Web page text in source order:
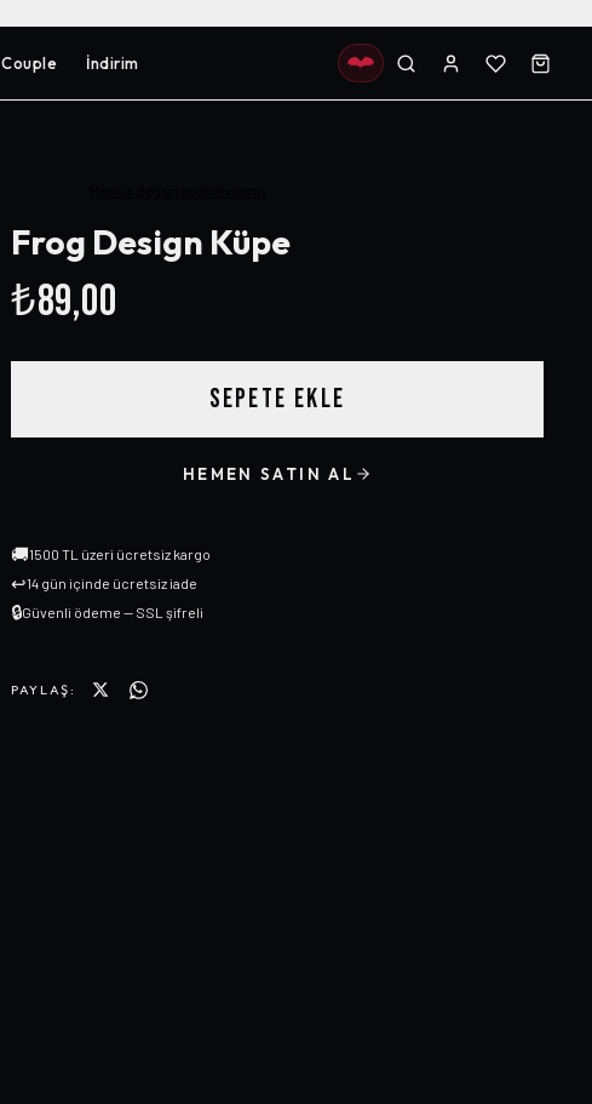
Couple İndirim
Frog Design Küpe
₺89,00
SEPETE EKLE
HEMEN SATIN AL
🚚1500 TL üzeri ücretsiz kargo
↩14 gün içinde ücretsiz iade
🔒Güvenli ödeme — SSL şifreli
PAYLAŞ: